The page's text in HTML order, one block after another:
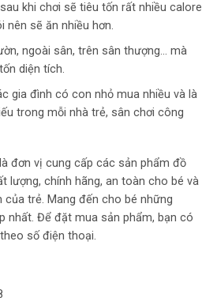
sau khi chơi sẽ tiêu tốn rất nhiều calore
nên sẽ ăn nhiều hơn.
ngoài sân, trên sân thượng… mà
diện tích.
gia đình có con nhỏ mua nhiều và là
trong mỗi nhà trẻ, sân chơi công
đơn vị cung cấp các sản phẩm đồ
lượng, chính hãng, an toàn cho bé và
của trẻ. Mang đến cho bé những
nhất. Để đặt mua sản phẩm, bạn có
số điện thoại.